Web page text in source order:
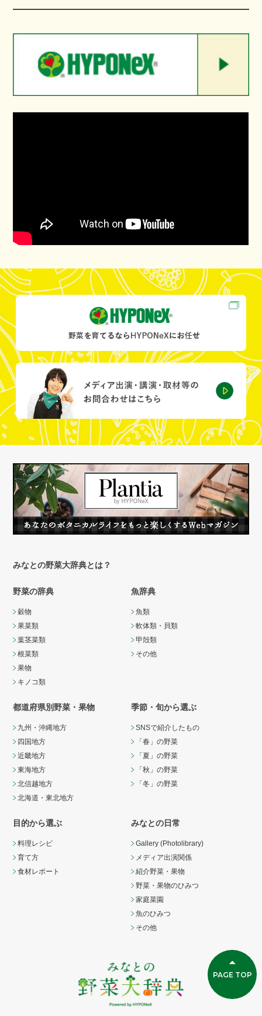
みなとの野菜大辞典とは？
野菜の辞典
穀物
果菜類
葉茎菜類
根菜類
果物
キノコ類
魚辞典
魚類
軟体類・貝類
甲殻類
その他
都道府県別野菜・果物
九州・沖縄地方
四国地方
近畿地方
東海地方
北信越地方
北海道・東北地方
季節・旬から選ぶ
SNSで紹介したもの
「春」の野菜
「夏」の野菜
「秋」の野菜
「冬」の野菜
目的から選ぶ
料理レシピ
育て方
食材レポート
みなとの日常
Gallery (Photolibrary)
メディア出演関係
紹介野菜・果物
野菜・果物のひみつ
家庭菜園
魚のひみつ
その他
PAGE TOP